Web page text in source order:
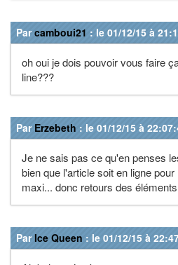
Parcamboui21 : le 01/12/15 à
oh oui je dois pouvoir vous faire
line???
Par Erzebeth : le 01/12/15 à
Je ne sais pas ce qu'en penses
bien que l'article soit en ligne
maxi... donc retours des
ParIce Queen : le 01/12/15 à